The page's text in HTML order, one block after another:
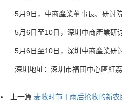
5月9日，中商產業董事長、研讨院
5月6日至10日，深圳中商產業研讨
5月6日至10日，深圳中商產業研讨
深圳地址：深圳市福田中心區紅荔
上一篇:麦收时节丨雨后抢收的新农